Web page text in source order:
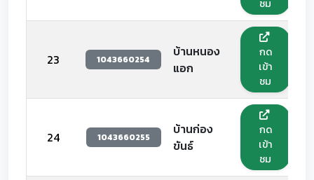
ชม
23 1043660254
บ้านหนอง
แอก
กด
เข้า
ชม
24 1043660255
บ้านก่อง
ขันธ์
กด
เข้า
ชม